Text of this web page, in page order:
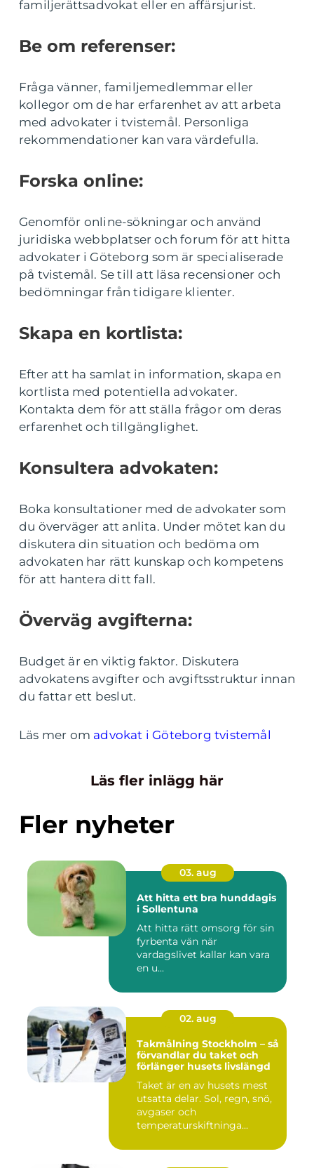
familjerättsadvokat eller en affärsjurist.
Be om referenser:
Fråga vänner, familjemedlemmar eller
kollegor om de har erfarenhet av att arbeta
med advokater i tvistemål. Personliga
rekommendationer kan vara värdefulla.
Forska online:
Genomför online-sökningar och använd
juridiska webbplatser och forum för att hitta
advokater i Göteborg som är specialiserade
på tvistemål. Se till att läsa recensioner och
bedömningar från tidigare klienter.
Skapa en kortlista:
Efter att ha samlat in information, skapa en
kortlista med potentiella advokater.
Kontakta dem för att ställa frågor om deras
erfarenhet och tillgänglighet.
Konsultera advokaten:
Boka konsultationer med de advokater som
du överväger att anlita. Under mötet kan du
diskutera din situation och bedöma om
advokaten har rätt kunskap och kompetens
för att hantera ditt fall.
Överväg avgifterna:
Budget är en viktig faktor. Diskutera
advokatens avgifter och avgiftsstruktur innan
du fattar ett beslut.
Läs mer om advokat i Göteborg tvistemål
Läs fler inlägg här
Fler nyheter
03. aug
Att hitta ett bra hunddagis
i Sollentuna
Att hitta rätt omsorg för sin
fyrbenta vän när
vardagslivet kallar kan vara
en u...
02. aug
Takmålning Stockholm – så
förvandlar du taket och
förlänger husets livslängd
Taket är en av husets mest
utsatta delar. Sol, regn, snö,
avgaser och
temperaturskiftninga...